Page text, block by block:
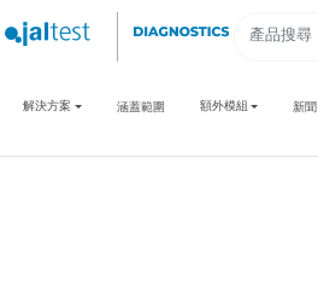
解決方案 涵蓋範圍 額外模組 新聞